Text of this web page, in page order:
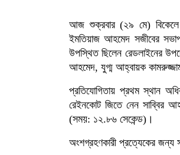
আজ শুক্রবার (২৯ মে)
ইমতিয়াজ আহমেদ সজীবের
উপস্থিত ছিলেন রেডলাইনের
আহমেদ, যুগ্ম আহ্বায়ক
প্রতিযোগিতায় প্রথম স্থান
রেইনকোট জিতে নেন সাব্বির
(সময়: ১২.৮৬ সেকেন্ড)।
অংশগ্রহণকারী প্রত্যেকের জন্য